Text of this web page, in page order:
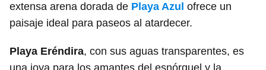
extensa arena dorada de Playa Azul ofrece un
paisaje ideal para paseos al atardecer.
Playa Eréndira, con sus aguas transparentes, es
una joya para los amantes del esnórquel y la